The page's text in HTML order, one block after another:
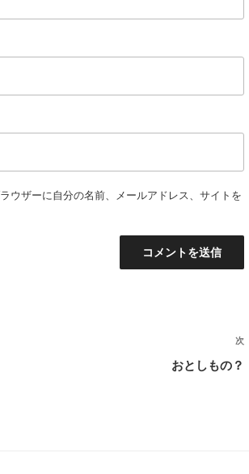
ウザーに自分の名前、メールアドレス、サイトを
次
次
おとしもの？